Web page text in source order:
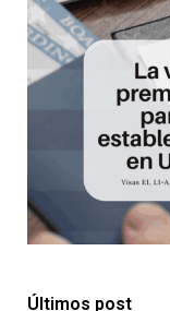
Últimos post